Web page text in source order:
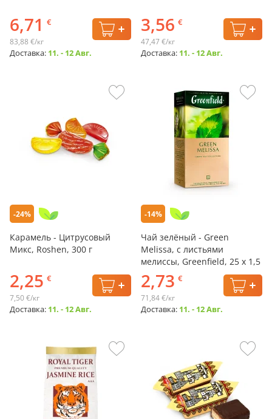
6,71 €
83,88 €/кг
Доставка: 11. - 12 Авг.
3,56 €
47,47 €/кг
Доставка: 11. - 12 Авг.
-24%
Карамель - Цитрусовый
Микс, Roshen, 300 г
2,25 €
7,50 €/кг
Доставка: 11. - 12 Авг.
-14%
Чай зелёный - Green
Melissa, с листьями
мелиссы, Greenfield, 25 х 1,5
г
2,73 €
71,84 €/кг
Доставка: 11. - 12 Авг.